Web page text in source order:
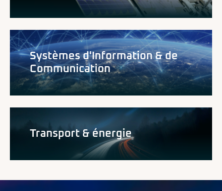
Systèmes d'Information & de
Communication
Transport & énergie